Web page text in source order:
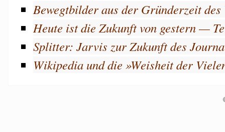
Bewegtbilder aus der Gründerzeit des
Heute ist die Zukunft von gestern —
Splitter: Jarvis zur Zukunft des
Wikipedia und die »Weisheit der